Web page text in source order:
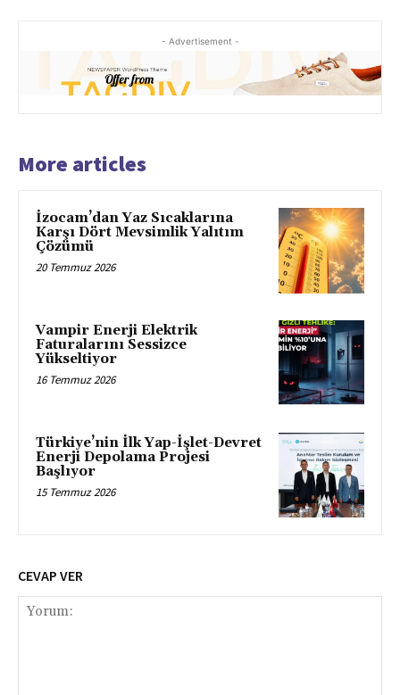
- Advertisement -
More articles
İzocam’dan Yaz Sıcaklarına
Karşı Dört Mevsimlik Yalıtım
Çözümü
20 Temmuz 2026
Vampir Enerji Elektrik
Faturalarını Sessizce
Yükseltiyor
16 Temmuz 2026
Türkiye’nin İlk Yap-İşlet-Devret
Enerji Depolama Projesi
Başlıyor
15 Temmuz 2026
CEVAP VER